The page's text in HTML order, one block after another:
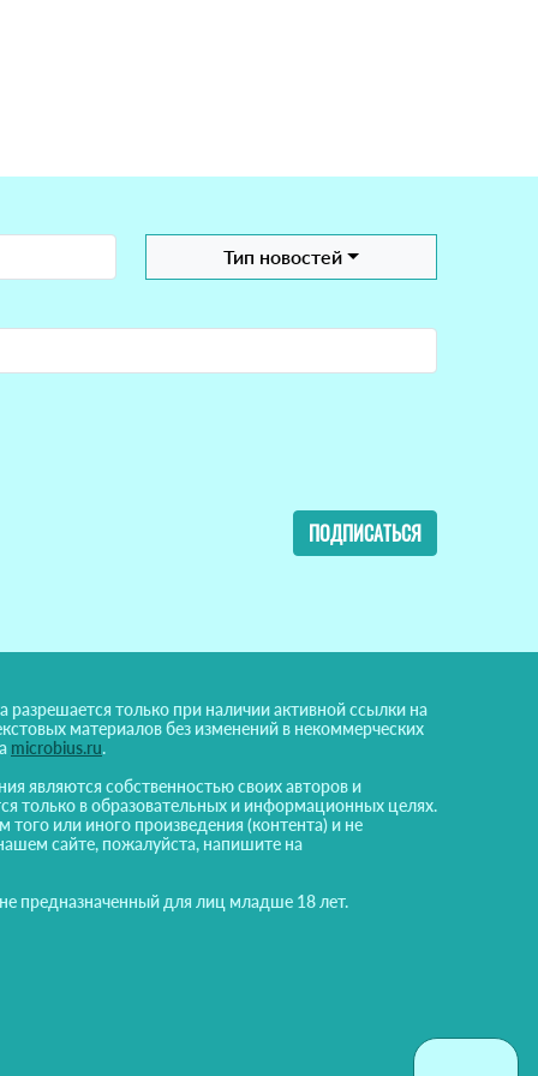
Тип новостей
ПОДПИСАТЬСЯ
разрешается только при наличии активной ссылки на
материалов без изменений в некоммерческих
microbius.ru.
являются собственностью своих авторов и
только в образовательных и информационных целях.
того или иного произведения (контента) и не
сайте, пожалуйста, напишите на
предназначенный для лиц младше 18 лет.